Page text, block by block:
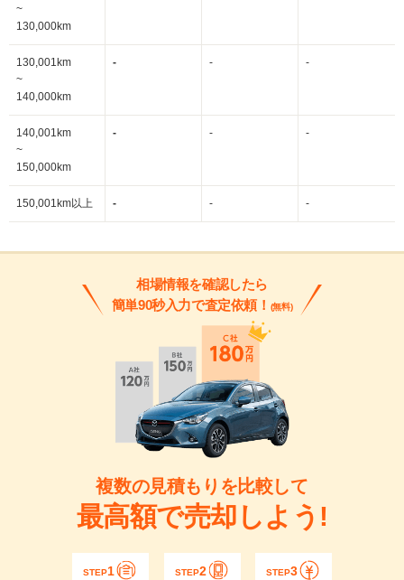
~
130,000km
130,001km
~
140,000km
- - -
140,001km
~
150,000km
- - -
150,001km以上 - - -
相場情報を確認したら
簡単90秒入力で査定依頼！ (無料)
複数の見積もりを比較して
最高額で売却しよう!
STEP1 STEP2 STEP3